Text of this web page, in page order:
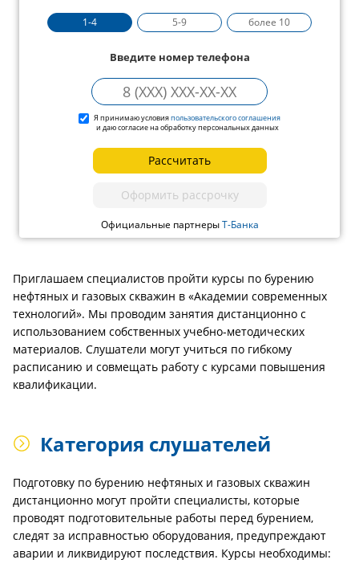
1-4 5-9 более 10
Введите номер телефона
Я принимаю условияпользовательского соглашения
и даю согласие на обработку персональных данных
Рассчитать
Оформить рассрочку
Официальные партнерыТ-Банка
Приглашаем специалистов пройти курсы по бурению
нефтяных и газовых скважин в «Академии современных
технологий». Мы проводим занятия дистанционно с
использованием собственных учебно-методических
материалов. Слушатели могут учиться по гибкому
расписанию и совмещать работу с курсами повышения
квалификации.
Категория слушателей
Подготовку по бурению нефтяных и газовых скважин
дистанционно могут пройти специалисты, которые
проводят подготовительные работы перед бурением,
следят за исправностью оборудования, предупреждают
аварии и ликвидируют последствия. Курсы необходимы: